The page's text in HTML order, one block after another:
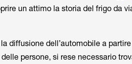
un attimo la storia del frigo da
diffusione dell’automobile a partire
persone, si rese necessario